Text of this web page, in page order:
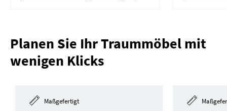
Planen Sie Ihr Traummöbel mit
wenigen Klicks
Maßgefertigt